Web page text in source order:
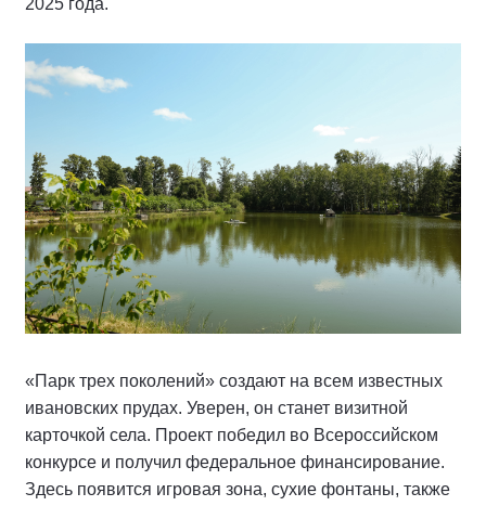
2025 года.
«Парк трех поколений» создают на всем известных
ивановских прудах. Уверен, он станет визитной
карточкой села. Проект победил во Всероссийском
конкурсе и получил федеральное финансирование.
Здесь появится игровая зона, сухие фонтаны, также